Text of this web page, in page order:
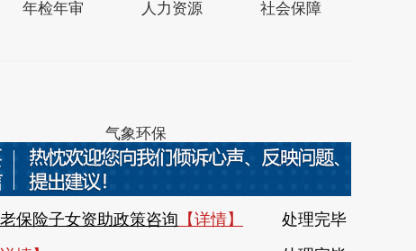
年检年审 人力资源 社会保障
气象环保